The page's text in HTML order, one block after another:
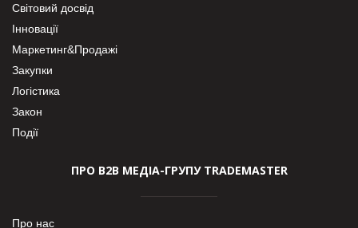
Світовий досвід
Інновації
Маркетинг&Продажі
Закупки
Логістика
Закон
Події
ПРО В2В МЕДІА-ГРУПУ TRADEMASTER
Про нас